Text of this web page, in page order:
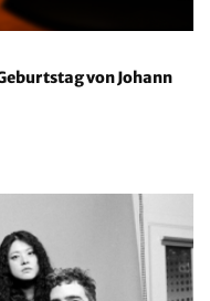
von Johann